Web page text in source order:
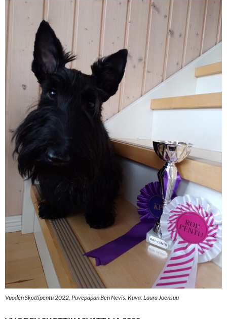
Vuoden Skottipentu 2022, Puvepapan Ben Nevis. Kuva: Laura Joensuu